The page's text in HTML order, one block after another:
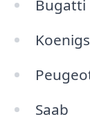
Bugatti
Saab